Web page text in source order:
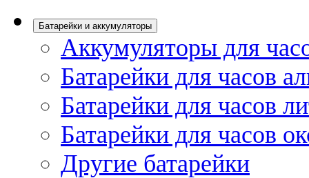
Батарейки и аккумуляторы
Аккумуляторы для
Батарейки для часов
Батарейки для часов
Батарейки для часов
Другие батарейки